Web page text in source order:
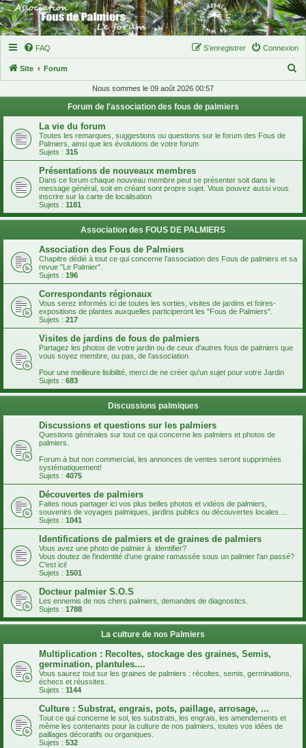
FAQ Connexion
S’enregistrer
Site Forum
h
r
Nous sommes le 09 août 2026 00:57
Forum de l'association des fous de palmiers
La vie du forum
Toutes les remarques, suggestions ou questions sur le forum des Fous de
Palmiers, ainsi que les évolutions de votre forum
Sujets : 315
Présentations de nouveaux membres
Dans ce forum chaque nouveau membre peut se présenter soit dans le
message général, soit en créant sont propre sujet. Vous pouvez aussi vous
inscrire sur la carte de localisation
Sujets : 1181
Association des FOUS DE PALMIERS
Association des Fous de Palmiers
Chapitre dédié à tout ce qui concerne l'association des Fous de palmiers et sa
revue "Le Palmier".
Sujets : 196
Correspondants régionaux
Vous serez informés ici de toutes les sorties, visites de jardins et foires-
expositions de plantes auxquelles participeront les "Fous de Palmiers".
Sujets : 217
Visites de jardins de fous de palmiers
Partagez les photos de votre jardin ou de ceux d'autres fous de palmiers que
vous soyez membre, ou pas, de l'association
Pour une meilleure lisibilité, merci de ne créer qu'un sujet pour votre Jardin
Sujets : 683
Discussions palmiques
Discussions et questions sur les palmiers
Questions générales sur tout ce qui concerne les palmiers et photos de
palmiers.
Forum à but non commercial, les annonces de ventes seront supprimées
systématiquement!
Sujets : 4075
Découvertes de palmiers
Faites nous partager ici vos plus belles photos et vidéos de palmiers,
souvenirs de voyages palmiques, jardins publics ou découvertes locales....
Sujets : 1041
Identifications de palmiers et de graines de palmiers
Vous avez une photo de palmier à identifier?
Vous doutez de l'indentité d'une graine ramassée sous un palmier l'an passé?
C'est ici!
Sujets : 1501
Docteur palmier S.O.S
Les ennemis de nos chers palmiers, demandes de diagnostics.
Sujets : 1788
La culture de nos Palmiers
Multiplication : Recoltes, stockage des graines, Semis,
germination, plantules....
Vous saurez tout sur les graines de palmiers : récoltes, semis, germinations,
échecs et réussites.
Sujets : 1144
Culture : Substrat, engrais, pots, paillage, arrosage, ...
Tout ce qui concerne le sol, les substrats, les engrais, les amendements et
même les contenants pour la culture de nos palmiers, toutes vos idées de
paillages décoratifs ou organiques.
Sujets : 532